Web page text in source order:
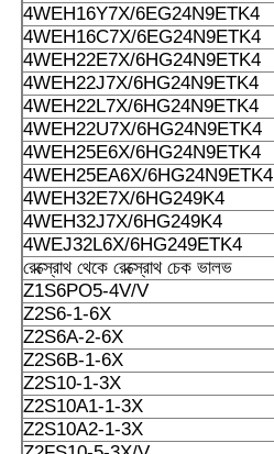
4WEH16Y7X/6EG24N9ETK4
4WEH16C7X/6EG24N9ETK4
4WEH22E7X/6HG24N9ETK4
4WEH22J7X/6HG24N9ETK4
4WEH22L7X/6HG24N9ETK4
4WEH22U7X/6HG24N9ETK4
4WEH25E6X/6HG24N9ETK4
4WEH25EA6X/6HG24N9ETK4
4WEH32E7X/6HG249K4
4WEH32J7X/6HG249K4
4WEJ32L6X/6HG249ETK4
রেক্স্রোথ থেকে রেক্স্রোথ চেক ভালভ
Z1S6PO5-4V/V
Z2S6-1-6X
Z2S6A-2-6X
Z2S6B-1-6X
Z2S10-1-3X
Z2S10A1-1-3X
Z2S10A2-1-3X